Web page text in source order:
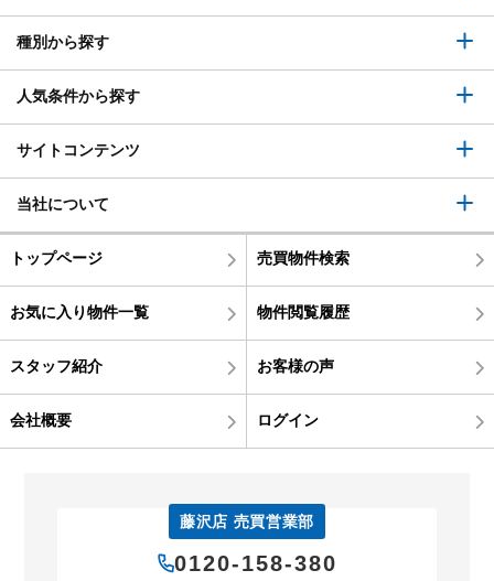
種別から探す
人気条件から探す
サイトコンテンツ
当社について
トップページ 売買物件検索
お気に入り物件一覧 物件閲覧履歴
スタッフ紹介 お客様の声
会社概要 ログイン
藤沢店 売買営業部
0120-158-380